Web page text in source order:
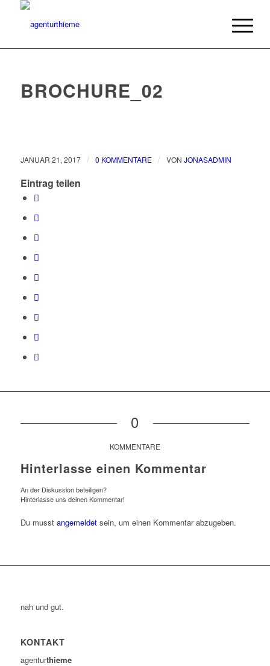
BROCHURE_02
JANUAR 21, 2017 / 0 KOMMENTARE / VON JONASADMIN
Eintrag teilen
0
KOMMENTARE
Hinterlasse einen Kommentar
An der Diskussion beteiligen?
Hinterlasse uns deinen Kommentar!
Du musst angemeldetsein, um einen Kommentar abzugeben.
nah und gut.
KONTAKT
agenturthieme